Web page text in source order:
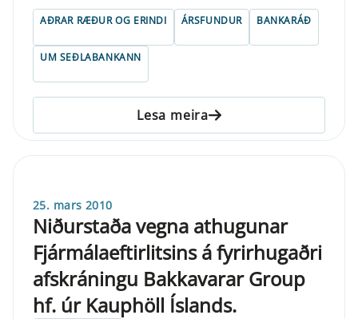
AÐRAR RÆÐUR OG ERINDI ÁRSFUNDUR BANKARÁÐ
UM SEÐLABANKANN
Lesa meira
25. mars 2010
Niðurstaða vegna athugunar
Fjármálaeftirlitsins á fyrirhugaðri
afskráningu Bakkavarar Group
hf. úr Kauphöll Íslands.